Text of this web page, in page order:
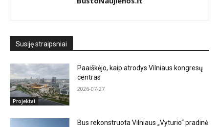
Susiję straipsniai
Projektai
Paaiškėjo, kaip atrodys Vilniaus kongresų
centras
2026-07-27
Bus rekonstruota Vilniaus „Vyturio“ pradinė